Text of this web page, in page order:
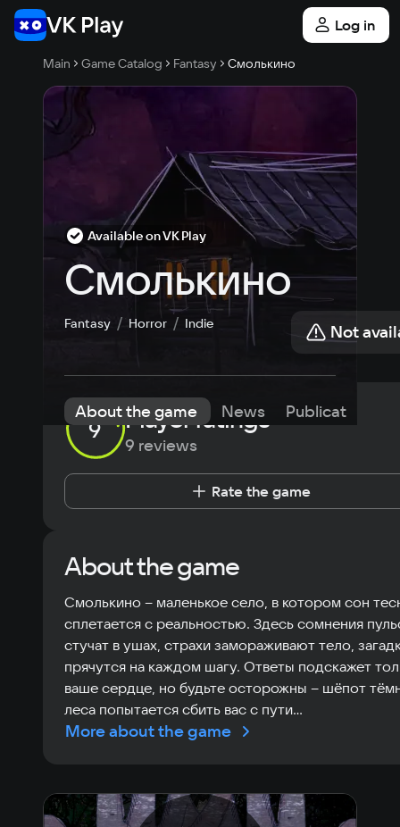
Log in
Main Game Catalog Fantasy Смолькино
Available on VK Play
Смолькино
Fantasy Horror Indie Not
About the game News Publications
9 Player ratings
9 reviews
Rate the game
About the game
Смолькино – маленькое село, в котором сон
сплетается с реальностью. Здесь сомнения
стучат в ушах, страхи замораживают тело,
прячутся на каждом шагу. Ответы подскажет
ваше сердце, но будьте осторожны – шëпот
леса попытается сбить вас с пути...
More about the game